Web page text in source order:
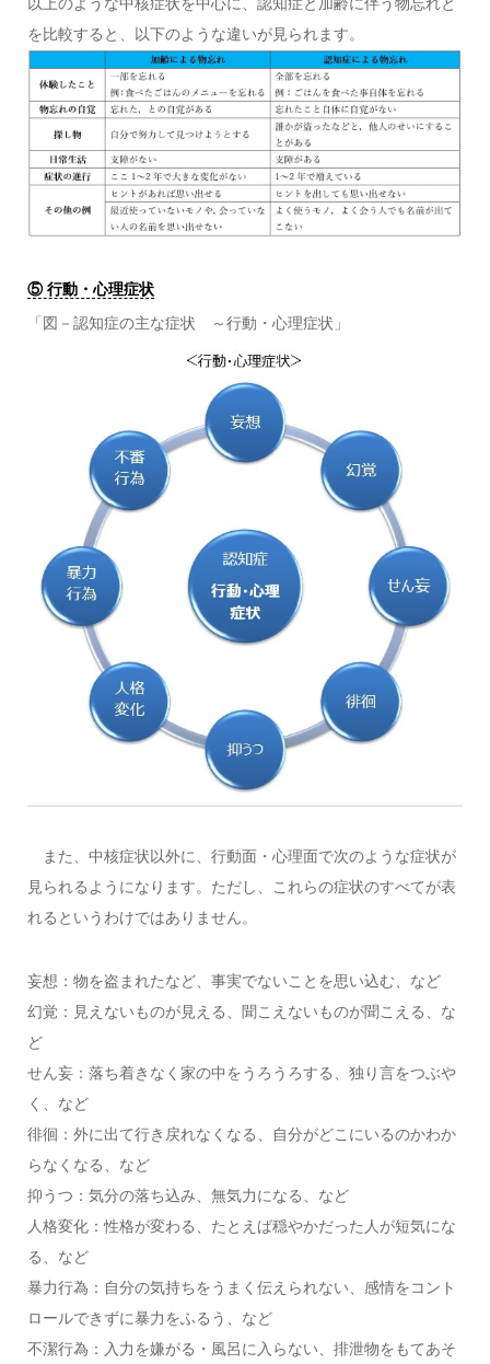
以上のような中核症状を中心に、認知症と加齢に伴う物忘れと
を比較すると、以下のような違いが見られます。
⑤ 行動・心理症状
「図－認知症の主な症状 ～行動・心理症状」
また、中核症状以外に、行動面・心理面で次のような症状が
見られるようになります。ただし、これらの症状のすべてが表
れるというわけではありません。
妄想：物を盗まれたなど、事実でないことを思い込む、など
幻覚：見えないものが見える、聞こえないものが聞こえる、な
ど
せん妄：落ち着きなく家の中をうろうろする、独り言をつぶや
く、など
徘徊：外に出て行き戻れなくなる、自分がどこにいるのかわか
らなくなる、など
抑うつ：気分の落ち込み、無気力になる、など
人格変化：性格が変わる、たとえば穏やかだった人が短気にな
る、など
暴力行為：自分の気持ちをうまく伝えられない、感情をコント
ロールできずに暴力をふるう、など
不潔行為：入力を嫌がる・風呂に入らない、排泄物をもてあそ